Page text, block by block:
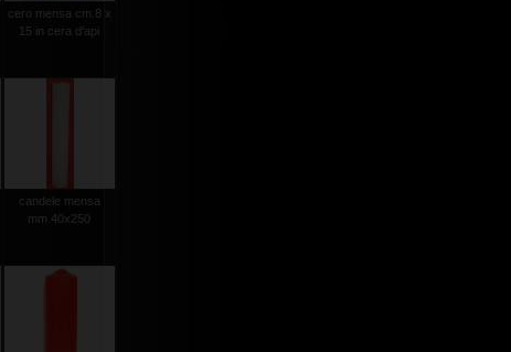
cero mensa cm.8 x
15 in cera d'api
candele mensa
mm.40x250